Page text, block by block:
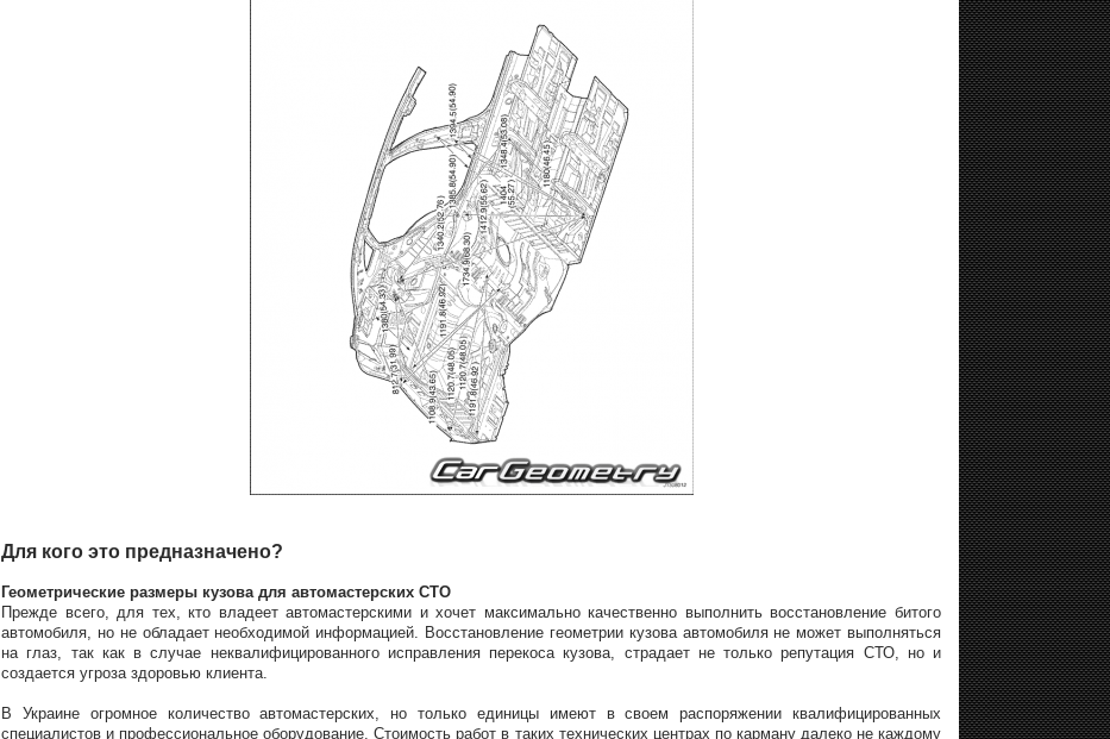
Для кого это предназначено?
Геометрические размеры кузова для автомастерских СТО
Прежде всего, для тех, кто владеет автомастерскими и хочет максимально качественно выполнить восстановление битого
автомобиля, но не обладает необходимой информацией. Восстановление геометрии кузова автомобиля не может выполняться
на глаз, так как в случае неквалифицированного исправления перекоса кузова, страдает не только репутация СТО, но и
создается угроза здоровью клиента.
В Украине огромное количество автомастерских, но только единицы имеют в своем распоряжении квалифицированных
специалистов и профессиональное оборудование. Стоимость работ в таких технических центрах по карману далеко не каждому